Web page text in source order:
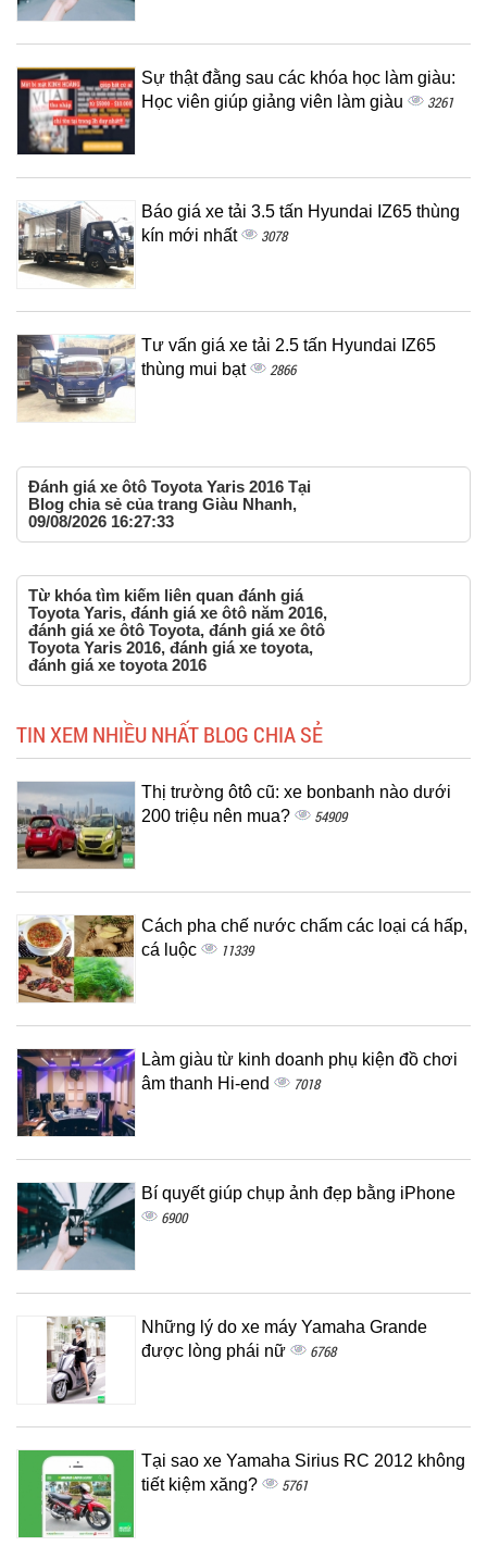
Sự thật đằng sau các khóa học làm giàu:
Học viên giúp giảng viên làm giàu
3261
Báo giá xe tải 3.5 tấn Hyundai IZ65 thùng
kín mới nhất
3078
Tư vấn giá xe tải 2.5 tấn Hyundai IZ65
thùng mui bạt
2866
Đánh giá xe ôtô Toyota Yaris 2016 Tại
Blog chia sẻ của trang Giàu Nhanh,
09/08/2026 16:27:33
Từ khóa tìm kiếm liên quan đánh giá
Toyota Yaris, đánh giá xe ôtô năm 2016,
đánh giá xe ôtô Toyota, đánh giá xe ôtô
Toyota Yaris 2016, đánh giá xe toyota,
đánh giá xe toyota 2016
TIN XEM NHIỀU NHẤT BLOG CHIA SẺ
Thị trường ôtô cũ: xe bonbanh nào dưới
200 triệu nên mua?
54909
Cách pha chế nước chấm các loại cá hấp,
cá luộc
11339
Làm giàu từ kinh doanh phụ kiện đồ chơi
âm thanh Hi-end
7018
Bí quyết giúp chụp ảnh đẹp bằng iPhone
6900
Những lý do xe máy Yamaha Grande
được lòng phái nữ
6768
Tại sao xe Yamaha Sirius RC 2012 không
tiết kiệm xăng?
5761